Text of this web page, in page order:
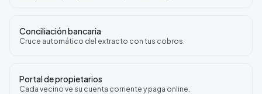
Conciliación bancaria
Cruce automático del extracto con tus cobros.
Portal de propietarios
Cada vecino ve su cuenta corriente y paga online.